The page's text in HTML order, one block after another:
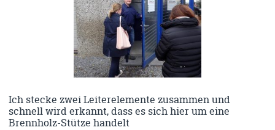
Ich stecke zwei Leiterelemente zusammen und
schnell wird erkannt, dass es sich hier um eine
Brennholz-Stütze handelt